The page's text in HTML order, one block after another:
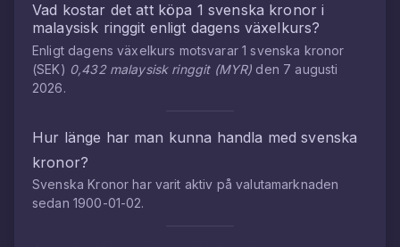
Vad kostar det att köpa 1 svenska kronor i
malaysisk ringgit enligt dagens växelkurs?
Enligt dagens växelkurs motsvarar1svenska kronor
(SEK) 0,432 malaysisk ringgit(MYR) den 7 augusti
2026.
Hur länge har man kunna handla medsvenska
kronor?
Svenska Kronor har varit aktiv på valutamarknaden
sedan 1900-01-02.